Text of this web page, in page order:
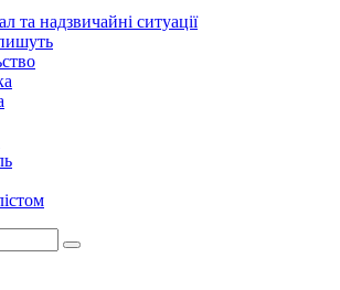
та надзвичайні ситуації